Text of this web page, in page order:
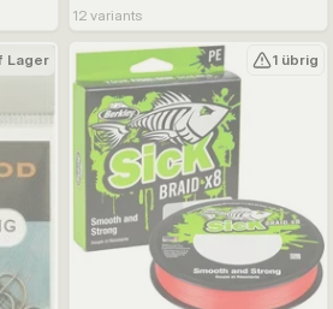
12 variants
Lager 1 übrig